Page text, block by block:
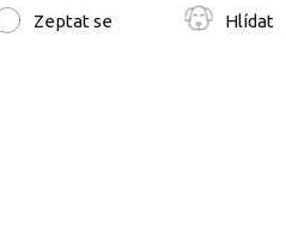
Zeptat se Hlídat